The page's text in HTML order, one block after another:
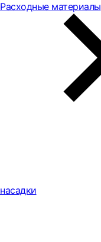
Расходные материалы
насадки